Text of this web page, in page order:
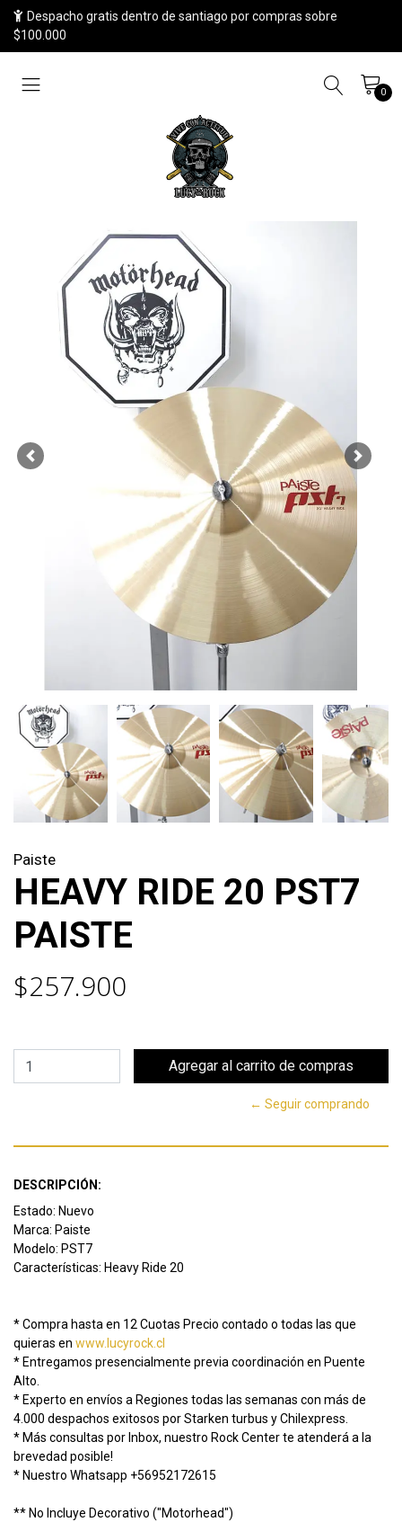
Despacho gratis dentro de santiago por compras sobre
$100.000
0
Previous Next
Paiste
HEAVY RIDE 20 PST7
PAISTE
$257.900
← Seguir comprando
DESCRIPCIÓN:
Estado: Nuevo
Marca: Paiste
Modelo: PST7
Características: Heavy Ride 20
* Compra hasta en 12 Cuotas Precio contado o todas las que
quieras en www.lucyrock.cl
* Entregamos presencialmente previa coordinación en Puente
Alto.
* Experto en envíos a Regiones todas las semanas con más de
4.000 despachos exitosos por Starken turbus y Chilexpress.
* Más consultas por Inbox, nuestro Rock Center te atenderá a la
brevedad posible!
* Nuestro Whatsapp +56952172615
** No Incluye Decorativo ("Motorhead")